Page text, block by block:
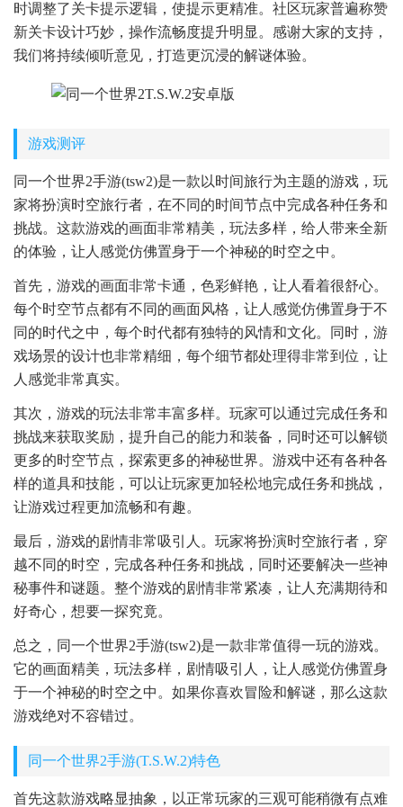
时调整了关卡提示逻辑，使提示更精准。社区玩家普遍称赞
新关卡设计巧妙，操作流畅度提升明显。感谢大家的支持，
我们将持续倾听意见，打造更沉浸的解谜体验。
游戏测评
同一个世界2手游(tsw2)是一款以时间旅行为主题的游戏，玩
家将扮演时空旅行者，在不同的时间节点中完成各种任务和
挑战。这款游戏的画面非常精美，玩法多样，给人带来全新
的体验，让人感觉仿佛置身于一个神秘的时空之中。
首先，游戏的画面非常卡通，色彩鲜艳，让人看着很舒心。
每个时空节点都有不同的画面风格，让人感觉仿佛置身于不
同的时代之中，每个时代都有独特的风情和文化。同时，游
戏场景的设计也非常精细，每个细节都处理得非常到位，让
人感觉非常真实。
其次，游戏的玩法非常丰富多样。玩家可以通过完成任务和
挑战来获取奖励，提升自己的能力和装备，同时还可以解锁
更多的时空节点，探索更多的神秘世界。游戏中还有各种各
样的道具和技能，可以让玩家更加轻松地完成任务和挑战，
让游戏过程更加流畅和有趣。
最后，游戏的剧情非常吸引人。玩家将扮演时空旅行者，穿
越不同的时空，完成各种任务和挑战，同时还要解决一些神
秘事件和谜题。整个游戏的剧情非常紧凑，让人充满期待和
好奇心，想要一探究竟。
总之，同一个世界2手游(tsw2)是一款非常值得一玩的游戏。
它的画面精美，玩法多样，剧情吸引人，让人感觉仿佛置身
于一个神秘的时空之中。如果你喜欢冒险和解谜，那么这款
游戏绝对不容错过。
同一个世界2手游(T.S.W.2)特色
首先这款游戏略显抽象，以正常玩家的三观可能稍微有点难